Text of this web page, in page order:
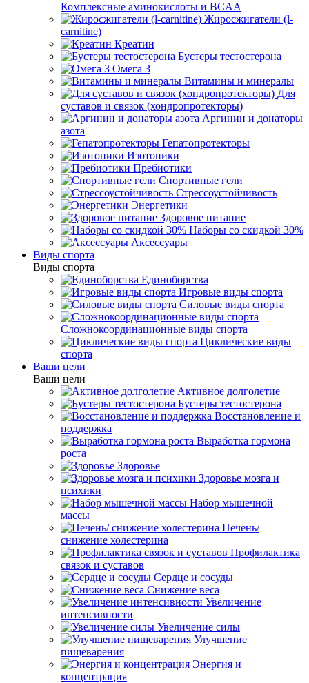
Комплексные аминокислоты и BCAA
Жиросжигатели (l-
carnitine)
Креатин
Бустеры тестостерона
Омега 3
Витамины и минералы
Для
суставов и связок (хондропротекторы)
Аргинин и донаторы
азота
Гепатопротекторы
Изотоники
Пребиотики
Спортивные гели
Стрессоустойчивость
Энергетики
Здоровое питание
Наборы со скидкой 30%
Аксессуары
Виды спорта
Виды спорта
Единоборства
Игровые виды спорта
Силовые виды спорта
Сложнокоординационные виды спорта
Циклические виды
спорта
Ваши цели
Ваши цели
Активное долголетие
Бустеры тестостерона
Восстановление и
поддержка
Выработка гормона
роста
Здоровье
Здоровье мозга и
психики
Набор мышечной
массы
Печень/
снижение холестерина
Профилактика
связок и суставов
Сердце и сосуды
Снижение веса
Увеличение
интенсивности
Увеличение силы
Улучшение
пищеварения
Энергия и
концентрация